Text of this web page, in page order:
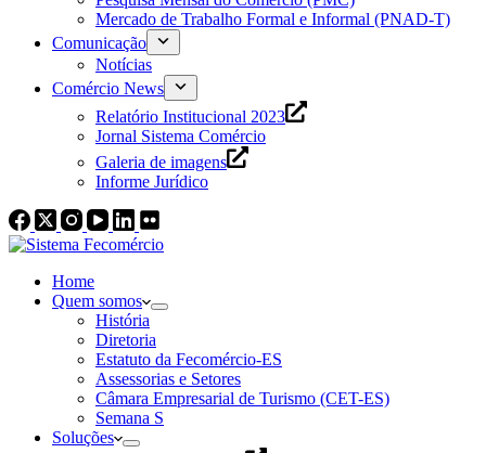
Mercado de Trabalho Formal e Informal (PNAD-T)
Comunicação
Notícias
Comércio News
Relatório Institucional 2023
Jornal Sistema Comércio
Galeria de imagens
Informe Jurídico
Home
Quem somos
História
Diretoria
Estatuto da Fecomércio-ES
Assessorias e Setores
Câmara Empresarial de Turismo (CET-ES)
Semana S
Soluções